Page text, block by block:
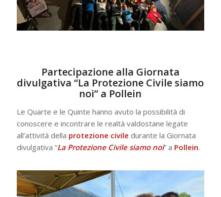
Partecipazione alla Giornata
divulgativa “La Protezione Civile siamo
noi” a Pollein
Le Quarte e le Quinte hanno avuto la possibilità di
conoscere e incontrare le realtà valdostane legate
all’attività della protezione civile durante la Giornata
divulgativa “La Protezione Civile siamo noi” a Pollein.